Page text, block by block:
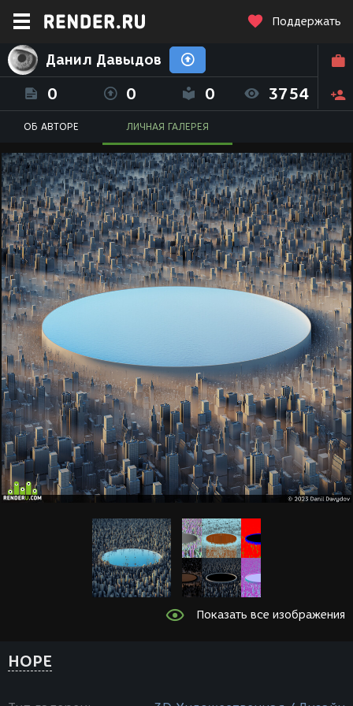
Поддержать
Данил Давыдов
0 0 0 3754
ОБ АВТОРЕ ЛИЧНАЯ ГАЛЕРЕЯ
Показать все изображения
HOPE